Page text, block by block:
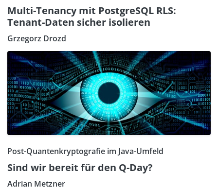
Multi-Tenancy mit PostgreSQL RLS:
Tenant-Daten sicher isolieren
Grzegorz Drozd
Post-Quantenkryptografie im Java-Umfeld
Sind wir bereit für den Q-Day?
Adrian Metzner